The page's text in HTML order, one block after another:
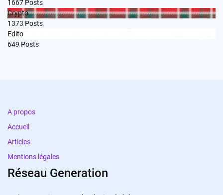
1667 Posts
Crypto
1373 Posts
Edito
649 Posts
A propos
Accueil
Articles
Mentions légales
Réseau Generation